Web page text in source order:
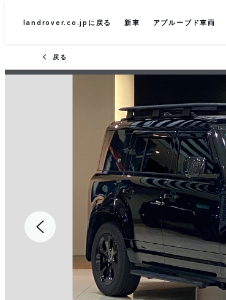
landrover.co.jpに戻る 新車 アプルーブド車両
戻る